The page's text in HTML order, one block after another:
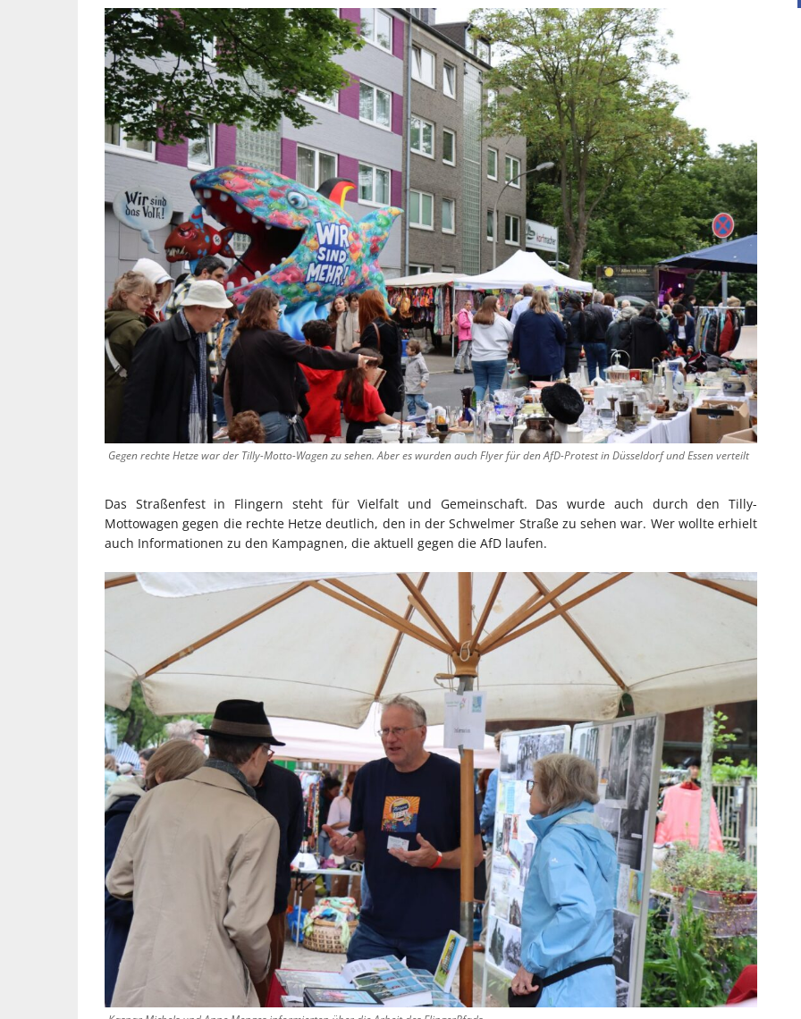
Gegen rechte Hetze war der Tilly-Motto-Wagen zu sehen. Aber es wurden auch Flyer für den AfD-Protest in Düsseldorf und Essen verteilt
Das Straßenfest in Flingern steht für Vielfalt und Gemeinschaft. Das wurde auch durch den Tilly-
Mottowagen gegen die rechte Hetze deutlich, den in der Schwelmer Straße zu sehen war. Wer wollte erhielt
auch Informationen zu den Kampagnen, die aktuell gegen die AfD laufen.